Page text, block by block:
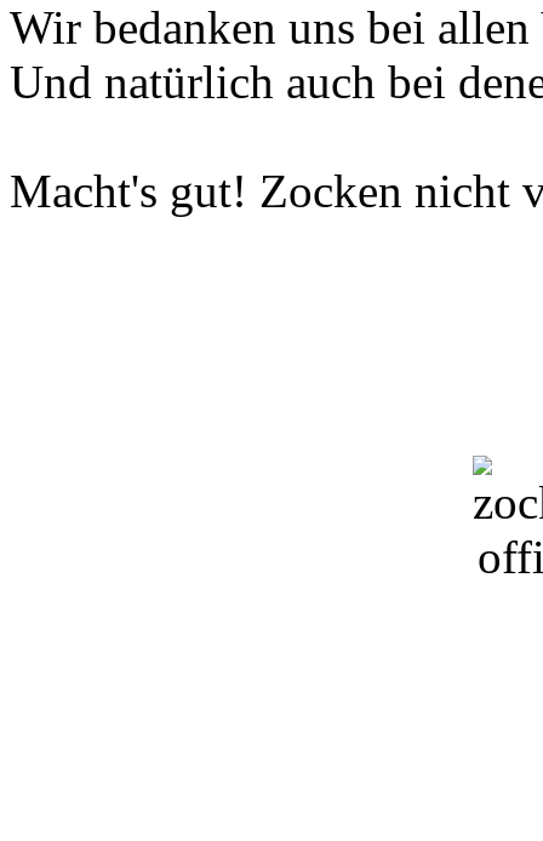
Wir bedanken uns bei
Und natürlich auch bei
Macht's gut! Zocken nicht